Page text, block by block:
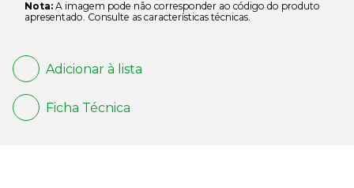
Nota: A imagem pode não corresponder ao código do produto
apresentado. Consulte as características técnicas.
Adicionar à lista
Ficha Técnica